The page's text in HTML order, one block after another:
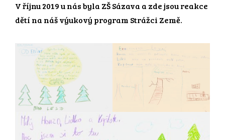
V říjnu 2019 u nás byla ZŠ Sázava a zde jsou reakce
dětí na náš výukový program Strážci Země.